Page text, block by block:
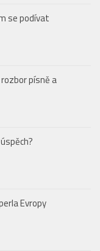
se podívat
písně a
Evropy